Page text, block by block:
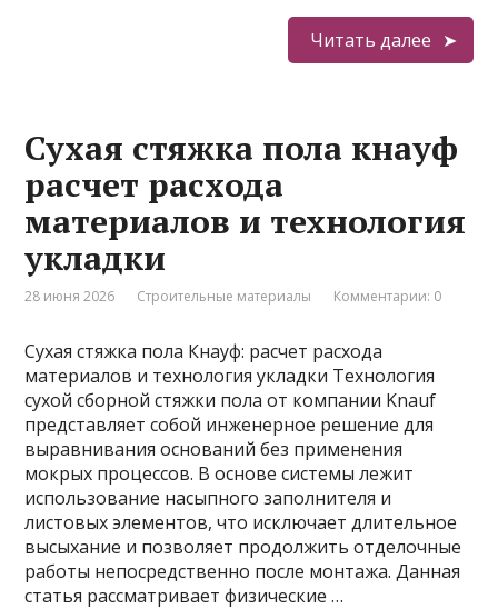
Читать далее
Сухая стяжка пола кнауф
расчет расхода
материалов и технология
укладки
28 июня 2026 Строительные материалы Комментарии: 0
Сухая стяжка пола Кнауф: расчет расхода
материалов и технология укладки Технология
сухой сборной стяжки пола от компании Knauf
представляет собой инженерное решение для
выравнивания оснований без применения
мокрых процессов. В основе системы лежит
использование насыпного заполнителя и
листовых элементов, что исключает длительное
высыхание и позволяет продолжить отделочные
работы непосредственно после монтажа. Данная
статья рассматривает физические …